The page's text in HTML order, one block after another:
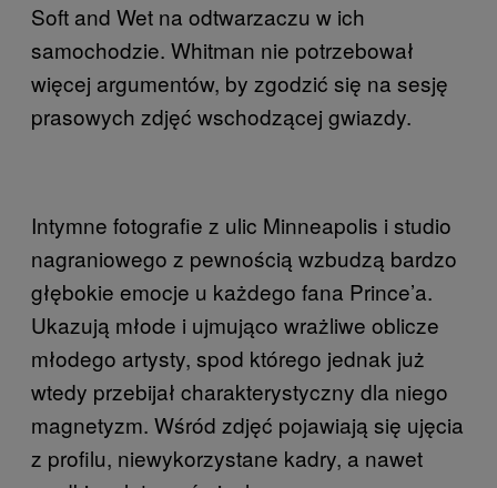
Soft and Wet na odtwarzaczu w ich
samochodzie. Whitman nie potrzebował
więcej argumentów, by zgodzić się na sesję
prasowych zdjęć wschodzącej gwiazdy.
Intymne fotografie z ulic Minneapolis i studio
nagraniowego z pewnością wzbudzą bardzo
głębokie emocje u każdego fana Prince’a.
Ukazują młode i ujmująco wrażliwe oblicze
młodego artysty, spod którego jednak już
wtedy przebijał charakterystyczny dla niego
magnetyzm. Wśród zdjęć pojawiają się ujęcia
z profilu, niewykorzystane kadry, a nawet